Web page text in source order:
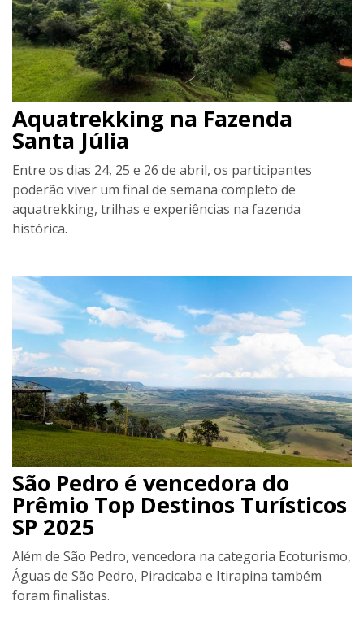
Aquatrekking na Fazenda
Santa Júlia
Entre os dias 24, 25 e 26 de abril, os participantes
poderão viver um final de semana completo de
aquatrekking, trilhas e experiências na fazenda
histórica.
São Pedro é vencedora do
Prêmio Top Destinos Turísticos
SP 2025
Além de São Pedro, vencedora na categoria Ecoturismo,
Águas de São Pedro, Piracicaba e Itirapina também
foram finalistas.